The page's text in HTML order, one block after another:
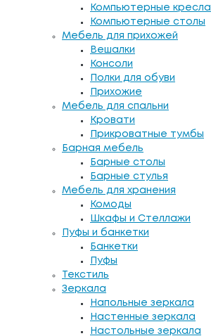
Компьютерные кресла
Компьютерные столы
Мебель для прихожей
Вешалки
Консоли
Полки для обуви
Прихожие
Мебель для спальни
Кровати
Прикроватные тумбы
Барная мебель
Барные столы
Барные стулья
Мебель для хранения
Комоды
Шкафы и Стеллажи
Пуфы и банкетки
Банкетки
Пуфы
Текстиль
Зеркала
Напольные зеркала
Настенные зеркала
Настольные зеркала